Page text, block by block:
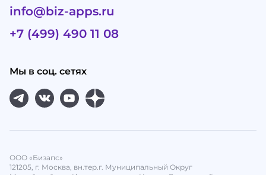
ООО «Бизапс»
121205, г. Москва, вн.тер.г. Муниципальный Округ
info@biz-apps.ru
+7 (499) 490 11 08
Мы в соц. сетях